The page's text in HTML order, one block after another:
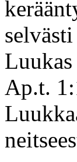
Ap.t.